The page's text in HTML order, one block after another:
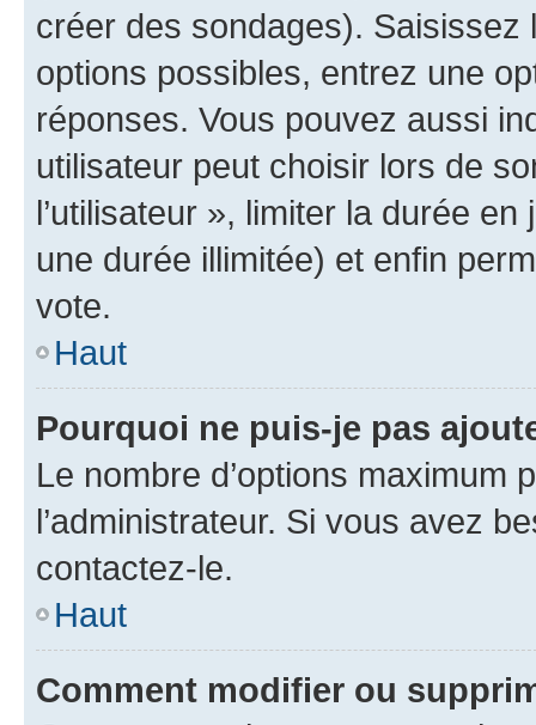
créer des sondages).
options possibles, entrez une
réponses. Vous pouvez aussi
utilisateur peut choisir lors de
l’utilisateur », limiter la durée
une durée illimitée) et enfin
vote.
Haut
Pourquoi ne puis-je pas
Le nombre d’options maximum
l’administrateur. Si vous avez
contactez-le.
Haut
Comment modifier ou